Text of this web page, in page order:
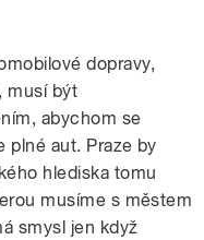
dopravy,
musí být
abychom se
plné aut. Praze by
hlediska tomu
musíme s městem
smysl jen když